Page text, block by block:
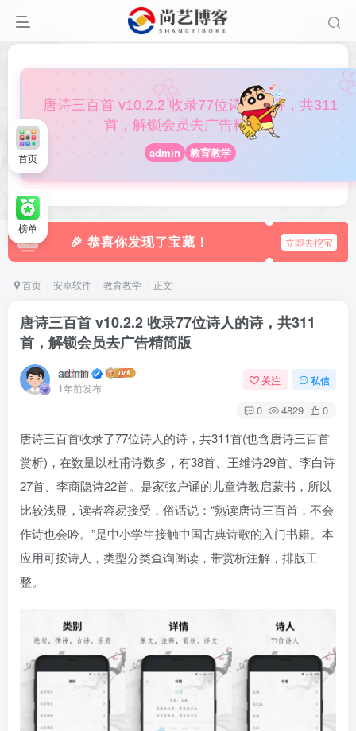
🎀
唐诗三百首 v10.2.2 收录77位诗人的诗，共311
首，解锁会员去广告精简版
admin 教育教学
🎉 恭喜你发现了宝藏！ 立即去挖宝
首页 安卓软件 教育教学 正文
唐诗三百首 v10.2.2 收录77位诗人的诗，共311
首，解锁会员去广告精简版
admin
1年前发布
关注 私信
0 4829 0
唐诗三百首收录了77位诗人的诗，共311首(也含唐诗三百首
赏析)，在数量以杜甫诗数多，有38首、王维诗29首、李白诗
27首、李商隐诗22首。是家弦户诵的儿童诗教启蒙书，所以
比较浅显，读者容易接受，俗话说：“熟读唐诗三百首，不会
作诗也会吟。”是中小学生接触中国古典诗歌的入门书籍。本
应用可按诗人，类型分类查询阅读，带赏析注解，排版工
整。
首页
榜单